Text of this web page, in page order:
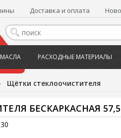
Доставка и оплата
МАСЛА РАСХОДНЫЕ МАТЕРИАЛЫ
Щётки стеклоочистителя
БЕСКАРКАСНАЯ 57,5